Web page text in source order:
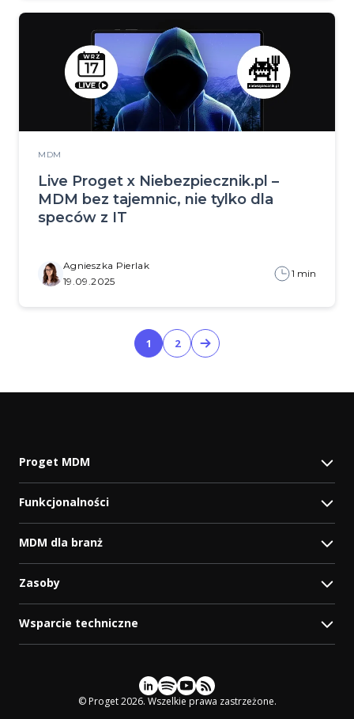
MDM
Live Proget x Niebezpiecznik.pl –
MDM bez tajemnic, nie tylko dla
speców z IT
Agnieszka Pierlak
19.09.2025
1 min
1 2
Proget MDM
Funkcjonalności
MDM dla branż
Zasoby
Wsparcie techniczne
© Proget 2026. Wszelkie prawa zastrzeżone.